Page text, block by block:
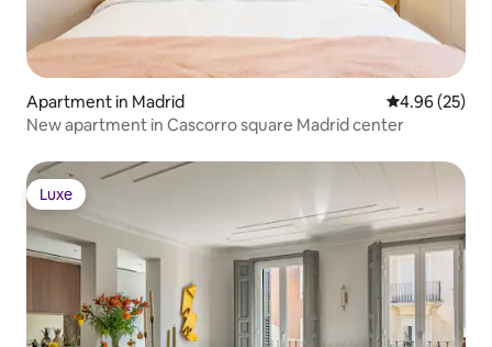
Apartment in Madrid 4.96 out of 5
4.96 (25)
New apartment in Cascorro square Madrid center
Luxe
Luxe